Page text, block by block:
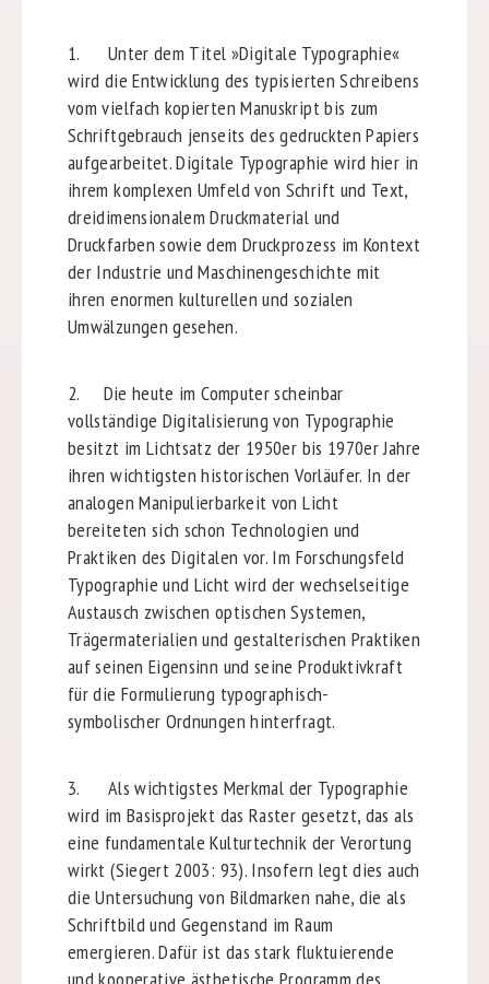
1. Unter dem Titel »Digitale Typographie«
wird die Entwicklung des typisierten Schreibens
vom vielfach kopierten Manuskript bis zum
Schriftgebrauch jenseits des gedruckten Papiers
aufgearbeitet. Digitale Typographie wird hier in
ihrem komplexen Umfeld von Schrift und Text,
dreidimensionalem Druckmaterial und
Druckfarben sowie dem Druckprozess im Kontext
der Industrie und Maschinengeschichte mit
ihren enormen kulturellen und sozialen
Umwälzungen gesehen.
2. Die heute im Computer scheinbar
vollständige Digitalisierung von Typographie
besitzt im Lichtsatz der 1950er bis 1970er Jahre
ihren wichtigsten historischen Vorläufer. In der
analogen Manipulierbarkeit von Licht
bereiteten sich schon Technologien und
Praktiken des Digitalen vor. Im Forschungsfeld
Typographie und Licht wird der wechselseitige
Austausch zwischen optischen Systemen,
Trägermaterialien und gestalterischen Praktiken
auf seinen Eigensinn und seine Produktivkraft
für die Formulierung typographisch-
symbolischer Ordnungen hinterfragt.
3. Als wichtigstes Merkmal der Typographie
wird im Basisprojekt das Raster gesetzt, das als
eine fundamentale Kulturtechnik der Verortung
wirkt (Siegert 2003: 93). Insofern legt dies auch
die Untersuchung von Bildmarken nahe, die als
Schriftbild und Gegenstand im Raum
emergieren. Dafür ist das stark fluktuierende
und kooperative ästhetische Programm des